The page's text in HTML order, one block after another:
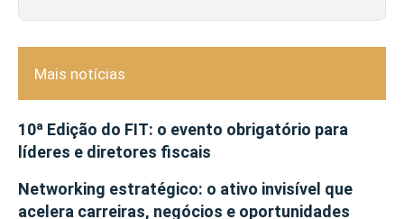
Mais notícias
10ª Edição do FIT: o evento obrigatório para
líderes e diretores fiscais
Networking estratégico: o ativo invisível que
acelera carreiras, negócios e oportunidades